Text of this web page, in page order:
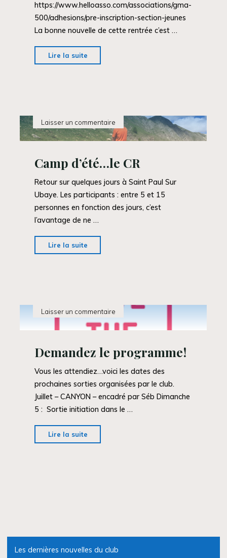
https://www.helloasso.com/associations/gma-
500/adhesions/pre-inscription-section-jeunes
La bonne nouvelle de cette rentrée c’est …
Lire la suite
inscriptions
Jeunes"
Laisser un commentaire
Camp d’été…le CR
Retour sur quelques jours à Saint Paul Sur
Ubaye. Les participants : entre 5 et 15
personnes en fonction des jours, c’est
l’avantage de ne …
Lire la suite
d’été…
Laisser un commentaire
Demandez le programme!
Vous les attendiez…voici les dates des
prochaines sorties organisées par le club.
Juillet – CANYON – encadré par Séb Dimanche
5 : Sortie initiation dans le …
Lire la suite
le
Les dernières nouvelles du club